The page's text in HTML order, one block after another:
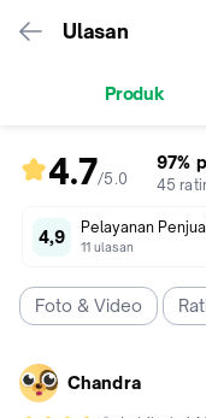
Ulasan
Produk
4.7/5.0
rating
4.7
5
97%
45
4,9 Pelayanan
11 ulasan
Foto & Video
Chandra